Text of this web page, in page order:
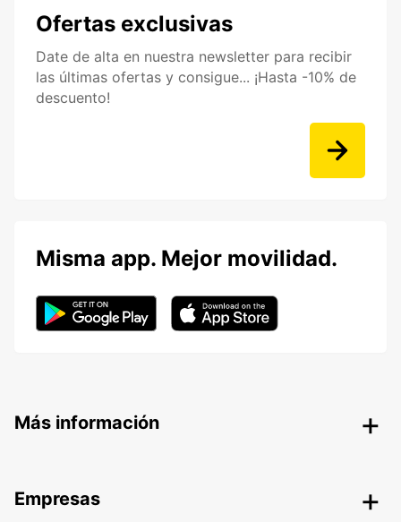
Ofertas exclusivas
Date de alta en nuestra newsletter para recibir
las últimas ofertas y consigue... ¡Hasta -10% de
descuento!
Misma app. Mejor movilidad.
Más información
Empresas